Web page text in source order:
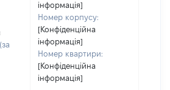
інформація]
Номер корпусу:
[Конфіденційна
інформація]
Номер квартири:
[Конфіденційна
інформація]